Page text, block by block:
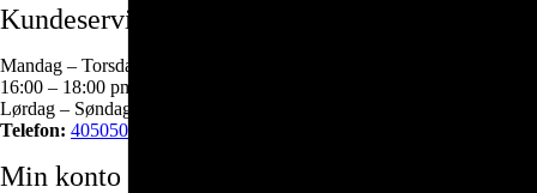
Kundeservice
Mandag – Torsdag
16:00 – 18:00 pm
Lørdag – Søndag – Lukket
Telefon: 40505034
Min konto